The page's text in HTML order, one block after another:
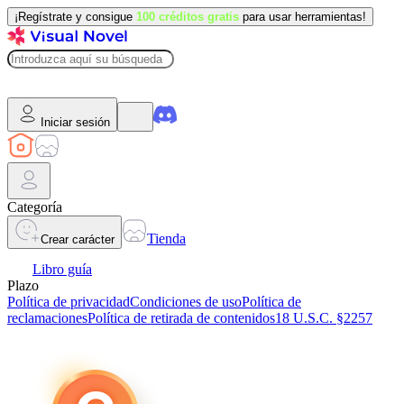
¡Regístrate y consigue 100 créditos gratis para usar herramientas!
Iniciar sesión
Categoría
Crear carácter
Tienda
Libro guía
Plazo
Política de privacidadCondiciones de usoPolítica de
reclamacionesPolítica de retirada de contenidos18 U.S.C. §2257